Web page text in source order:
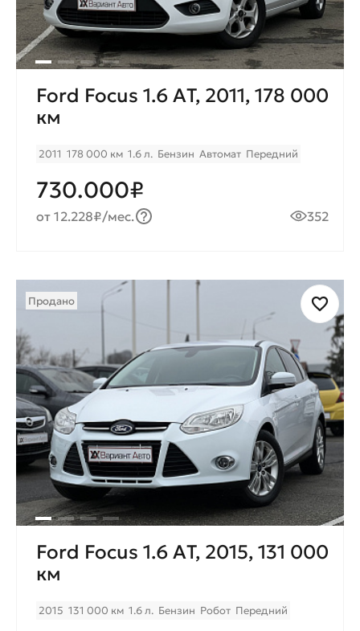
Ford Focus 1.6 АT, 2011, 178 000
км
2011 178 000 км 1.6 л. Бензин Автомат Передний
730.000₽
от 12.228₽/мес. 352
Продано
Ford Focus 1.6 АT, 2015, 131 000
км
2015 131 000 км 1.6 л. Бензин Робот Передний